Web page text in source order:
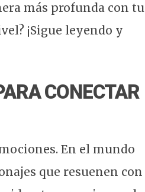
más profunda con tu
¡Sigue leyendo y
CONECTAR
En el mundo
que resuenen con